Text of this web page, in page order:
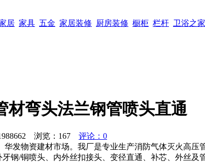
居 家具 五金 家居装修 厨房装修 橱柜 栏杆 卫浴之家
材弯头法兰钢管喷头直通
浏览： 167
评论：0
发物资建材市场。我厂是专业生产消防气体灭火高压
钢/铜喷头、内外丝扣接头、变径直通、补芯、外丝